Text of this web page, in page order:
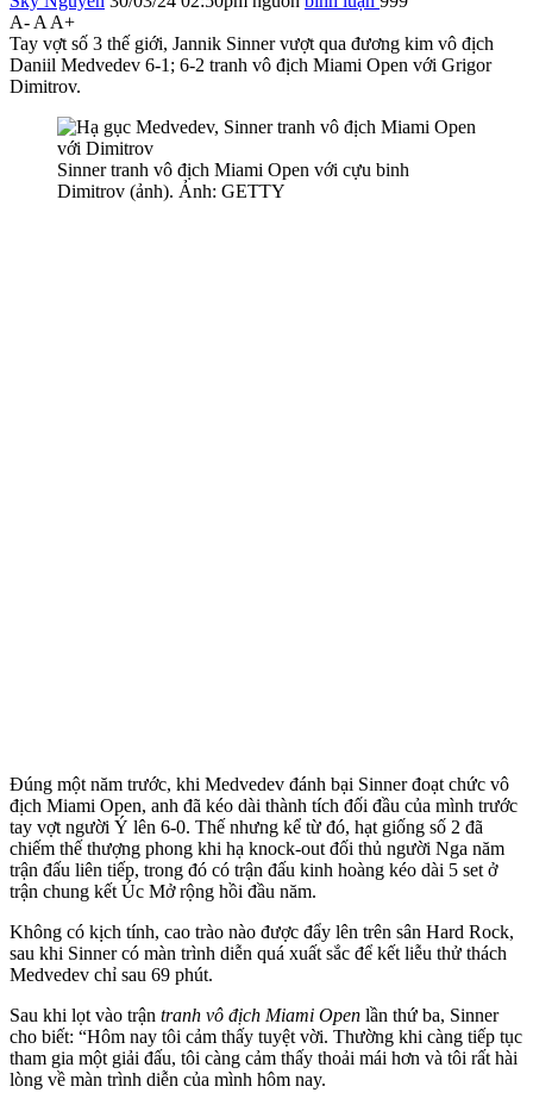
A- A A+
Tay vợt số 3 thế giới, Jannik Sinner vượt qua đương kim vô địch
Daniil Medvedev 6-1; 6-2 tranh vô địch Miami Open với Grigor
Dimitrov.
Sinner tranh vô địch Miami Open với cựu binh
Dimitrov (ảnh). Ảnh: GETTY
Đúng một năm trước, khi Medvedev đánh bại Sinner đoạt chức vô
địch Miami Open, anh đã kéo dài thành tích đối đầu của mình trước
tay vợt người Ý lên 6-0. Thế nhưng kể từ đó, hạt giống số 2 đã
chiếm thế thượng phong khi hạ knock-out đối thủ người Nga năm
trận đấu liên tiếp, trong đó có trận đấu kinh hoàng kéo dài 5 set ở
trận chung kết Úc Mở rộng hồi đầu năm.
Không có kịch tính, cao trào nào được đẩy lên trên sân Hard Rock,
sau khi Sinner có màn trình diễn quá xuất sắc để kết liễu thử thách
Medvedev chỉ sau 69 phút.
Sau khi lọt vào trận tranh vô địch Miami Open lần thứ ba, Sinner
cho biết: “Hôm nay tôi cảm thấy tuyệt vời. Thường khi càng tiếp tục
tham gia một giải đấu, tôi càng cảm thấy thoải mái hơn và tôi rất hài
lòng về màn trình diễn của mình hôm nay.